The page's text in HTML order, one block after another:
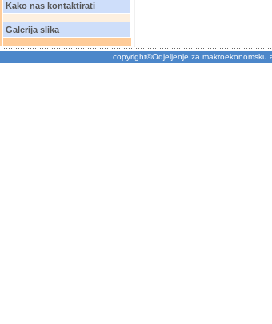
Kako nas kontaktirati
Galerija slika
copyright©Odjeljenje za makroekonomsku